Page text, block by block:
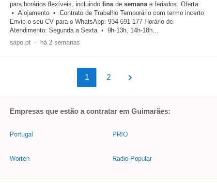
para horários flexíveis, incluindo fins de semanae feriados. Oferta:
• Alojamento • Contrato de Trabalho Temporário com termo incerto
Envie o seu CV para o WhatsApp: 934 691 177 Horário de
Atendimento: Segunda a Sexta • 9h-13h, 14h-18h...
sapo.pt - há 2 semanas
1 2
Empresas que estão a contratar em Guimarães:
Portugal
Worten
PRIO
Radio Popular